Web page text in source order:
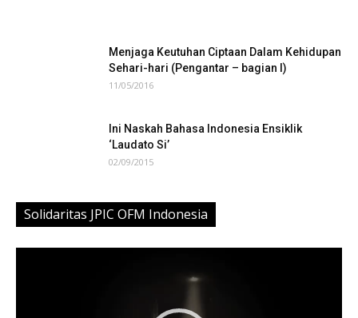
Menjaga Keutuhan Ciptaan Dalam Kehidupan
Sehari-hari (Pengantar – bagian I)
11/05/2016
Ini Naskah Bahasa Indonesia Ensiklik
‘Laudato Si’
02/09/2015
Solidaritas JPIC OFM Indonesia